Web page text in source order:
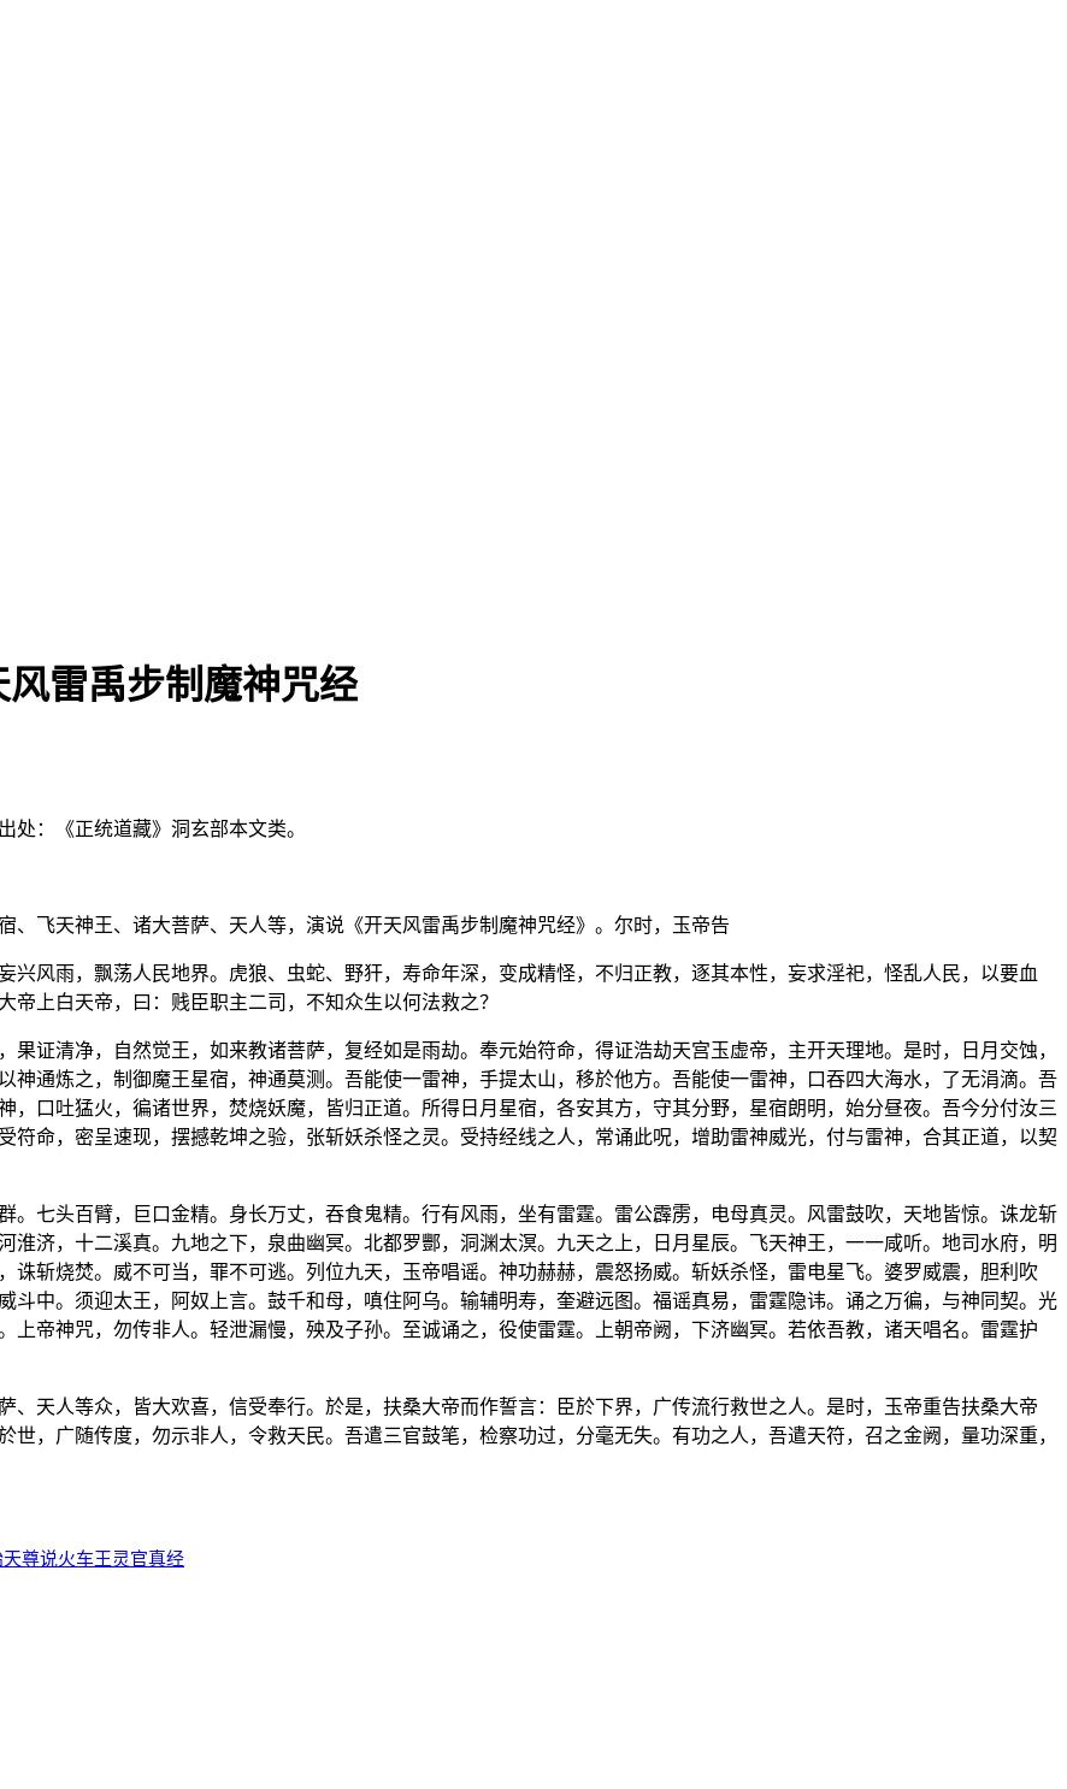
风雷禹步制魔神咒经
处：《正统道藏》洞玄部本文类。
飞天神王、诸大菩萨、天人等，演说《开天风雷禹步制魔神咒经》。尔时，玉帝告
风雨，飘荡人民地界。虎狼、虫蛇、野犴，寿命年深，变成精怪，不归正教，逐其本性，妄求淫祀，怪乱人民，以要血
上白天帝，曰：贱臣职主二司，不知众生以何法救之？
果证清净，自然觉王，如来教诸菩萨，复经如是雨劫。奉元始符命，得证浩劫天宫玉虚帝，主开天理地。是时，日月交蚀，
神通炼之，制御魔王星宿，神通莫测。吾能使一雷神，手提太山，移於他方。吾能使一雷神，口吞四大海水，了无涓滴。吾
口吐猛火，徧诸世界，焚烧妖魔，皆归正道。所得日月星宿，各安其方，守其分野，星宿朗明，始分昼夜。吾今分付汝三
命，密呈速现，摆撼乾坤之验，张斩妖杀怪之灵。受持经线之人，常诵此呪，增助雷神威光，付与雷神，合其正道，以契
。七头百臂，巨口金精。身长万丈，吞食鬼精。行有风雨，坐有雷霆。雷公霹雳，电母真灵。风雷鼓吹，天地皆惊。诛龙斩
济，十二溪真。九地之下，泉曲幽冥。北都罗酆，洞渊太溟。九天之上，日月星辰。飞天神王，一一咸听。地司水府，明
诛斩烧焚。威不可当，罪不可逃。列位九天，玉帝唱谣。神功赫赫，震怒扬威。斩妖杀怪，雷电星飞。婆罗威震，胆利吹
斗中。须迎太王，阿奴上言。鼓千和母，嗔住阿乌。输辅明寿，奎避远图。福谣真易，雷霆隐讳。诵之万徧，与神同契。光
上帝神咒，勿传非人。轻泄漏慢，殃及子孙。至诚诵之，役使雷霆。上朝帝阙，下济幽冥。若依吾教，诸天唱名。雷霆护
天人等众，皆大欢喜，信受奉行。於是，扶桑大帝而作誓言：臣於下界，广传流行救世之人。是时，玉帝重告扶桑大帝
，广随传度，勿示非人，令救天民。吾遣三官鼓笔，检察功过，分毫无失。有功之人，吾遣天符，召之金阙，量功深重，
尊说火车王灵官真经